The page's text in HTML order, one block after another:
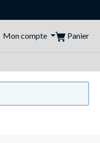
Mon compte Panier